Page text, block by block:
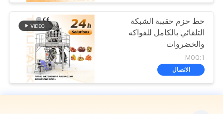
خط حزم حقيبة الشبكة
التلقائي بالكامل للفواكه
والخضروات
MOQ:1
الاتصال